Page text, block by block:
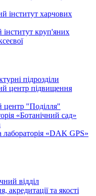
інститут харчових
інститут круп'яних
підрозділи
центр підвищення
центр "Поділля"
«Ботанічний сад»
лабораторія «DAK GPS»
відділ
акредитації та якості